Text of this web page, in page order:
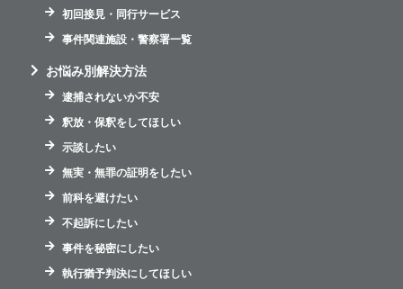
初回接見・同行サービス
事件関連施設・警察署一覧
お悩み別解決方法
逮捕されないか不安
釈放・保釈をしてほしい
示談したい
無実・無罪の証明をしたい
前科を避けたい
不起訴にしたい
事件を秘密にしたい
執行猶予判決にしてほしい